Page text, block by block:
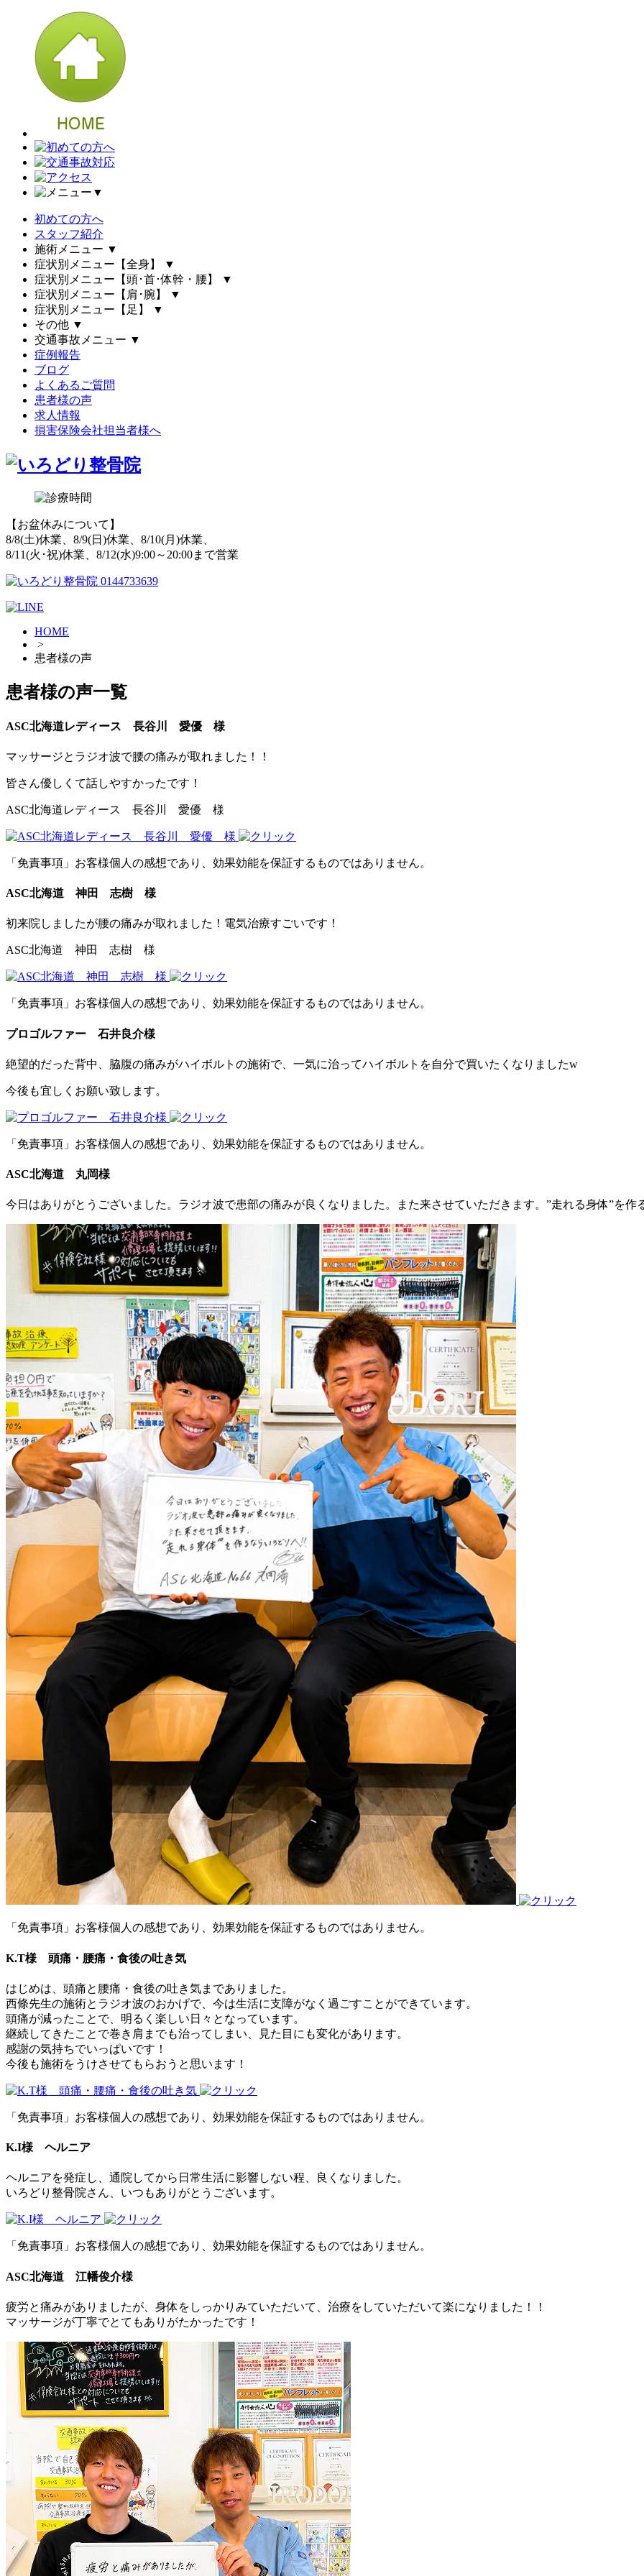
▼
初めての方へ
スタッフ紹介
施術メニュー ▼
症状別メニュー【全身】
▼
症状別メニュー【頭･首･体幹・腰】
▼
症状別メニュー【肩･腕】
▼
症状別メニュー【足】
▼
その他 ▼
交通事故メニュー ▼
症例報告
ブログ
よくあるご質問
患者様の声
求人情報
損害保険会社担当者様へ
【お盆休みについて】
8/8(土)休業、8/9(日)休業、8/10(月)休業、
8/11(火･祝)休業、8/12(水)9:00～20:00まで営業
HOME
>
患者様の声
患者様の声一覧
ASC北海道レディース 長谷川 愛優 様
マッサージとラジオ波で腰の痛みが取れました！！
皆さん優しくて話しやすかったです！
ASC北海道レディース 長谷川 愛優 様
「免責事項」お客様個人の感想であり、効果効能を保証するものではありません。
ASC北海道 神田 志樹 様
初来院しましたが腰の痛みが取れました！電気治療すごいです！
ASC北海道 神田 志樹 様
「免責事項」お客様個人の感想であり、効果効能を保証するものではありません。
プロゴルファー 石井良介様
絶望的だった背中、脇腹の痛みがハイボルトの施術で、一気に治ってハイボルトを自分で買いたくなりましたw
今後も宜しくお願い致します。
「免責事項」お客様個人の感想であり、効果効能を保証するものではありません。
ASC北海道 丸岡様
今日はありがとうございました。ラジオ波で患部の痛みが良くなりました。また来させていただきます。”走れる身体”を作
「免責事項」お客様個人の感想であり、効果効能を保証するものではありません。
K.T様 頭痛・腰痛・食後の吐き気
はじめは、頭痛と腰痛・食後の吐き気までありました。
西條先生の施術とラジオ波のおかげで、今は生活に支障がなく過ごすことができています。
頭痛が減ったことで、明るく楽しい日々となっています。
継続してきたことで巻き肩までも治ってしまい、見た目にも変化があります。
感謝の気持ちでいっぱいです！
今後も施術をうけさせてもらおうと思います！
「免責事項」お客様個人の感想であり、効果効能を保証するものではありません。
K.I様 ヘルニア
ヘルニアを発症し、通院してから日常生活に影響しない程、良くなりました。
いろどり整骨院さん、いつもありがとうございます。
「免責事項」お客様個人の感想であり、効果効能を保証するものではありません。
ASC北海道 江幡俊介様
疲労と痛みがありましたが、身体をしっかりみていただいて、治療をしていただいて楽になりました！！
マッサージが丁寧でとてもありがたかったです！